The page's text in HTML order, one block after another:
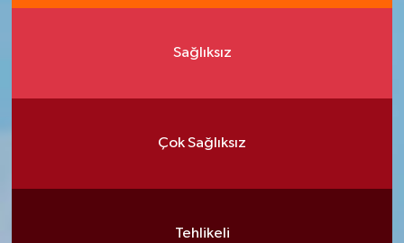
Sağlıksız
Çok Sağlıksız
Tehlikeli